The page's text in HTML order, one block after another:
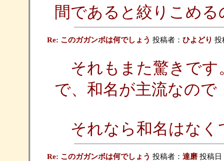
間であると絞りこめ
Re: このガガンボは何でしょう 投稿者： ひよどり 投
それもまた驚きです
で、和名が主流なので
それなら和名はなく
Re: このガガンボは何でしょう 投稿者： 達磨投稿日